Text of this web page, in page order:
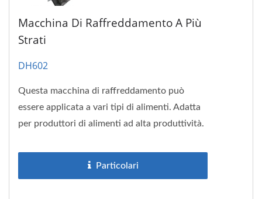
Macchina Di Raffreddamento A Più
Strati
DH602
Questa macchina di raffreddamento può
essere applicata a vari tipi di alimenti. Adatta
per produttori di alimenti ad alta produttività.
Particolari